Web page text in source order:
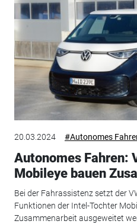
20.03.2024 #Autonomes
Autonomes Fahren:
Mobileye bauen
Bei der Fahrassistenz setzt der
Funktionen der Intel-Tochter
Zusammenarbeit ausgeweitet